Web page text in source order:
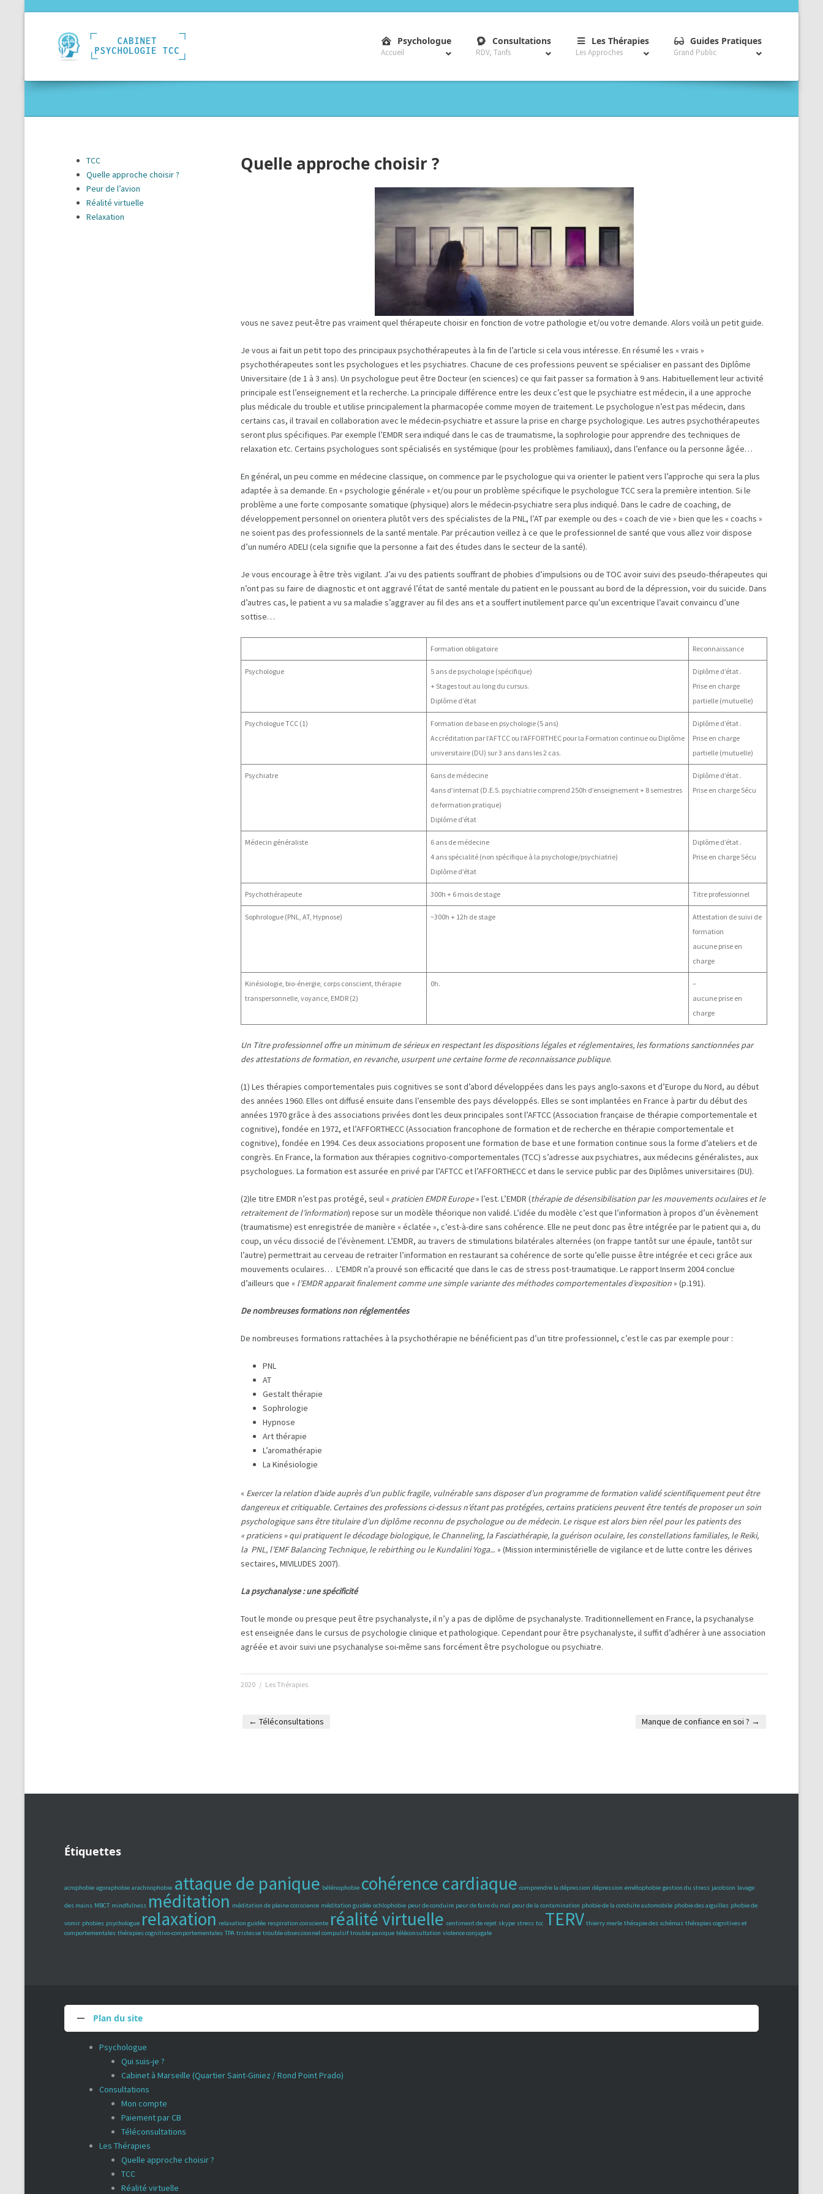
Psychologue–
Accueil
Consultations
RDV, Tarifs
Les Thérapies
Les Approches
Guides Pratiques
Grand Public
TCC
Quelle approche choisir ?
Peur de l’avion
Réalité virtuelle
Relaxation
Quelle approche choisir ?
vous ne savez peut-être pas vraiment quel thérapeute choisir en fonction de votre pathologie et/ou votre demande. Alors voilà un petit guide.
Je vous ai fait un petit topo des principaux psychothérapeutes à la fin de l’article si cela vous intéresse. En résumé les « vrais »
psychothérapeutes sont les psychologues et les psychiatres. Chacune de ces professions peuvent se spécialiser en passant des Diplôme
Universitaire (de 1 à 3 ans). Un psychologue peut être Docteur (en sciences) ce qui fait passer sa formation à 9 ans. Habituellement leur activité
principale est l’enseignement et la recherche. La principale différence entre les deux c’est que le psychiatre est médecin, il a une approche
plus médicale du trouble et utilise principalement la pharmacopée comme moyen de traitement. Le psychologue n’est pas médecin, dans
certains cas, il travail en collaboration avec le médecin-psychiatre et assure la prise en charge psychologique. Les autres psychothérapeutes
seront plus spécifiques. Par exemple l’EMDR sera indiqué dans le cas de traumatisme, la sophrologie pour apprendre des techniques de
relaxation etc. Certains psychologues sont spécialisés en systémique (pour les problèmes familiaux), dans l’enfance ou la personne âgée…
En général, un peu comme en médecine classique, on commence par le psychologue qui va orienter le patient vers l’approche qui sera la plus
adaptée à sa demande. En « psychologie générale » et/ou pour un problème spécifique le psychologue TCC sera la première intention. Si le
problème a une forte composante somatique (physique) alors le médecin-psychiatre sera plus indiqué. Dans le cadre de coaching, de
développement personnel on orientera plutôt vers des spécialistes de la PNL, l’AT par exemple ou des « coach de vie » bien que les « coachs »
ne soient pas des professionnels de la santé mentale. Par précaution veillez à ce que le professionnel de santé que vous allez voir dispose
d’un numéro ADELI (cela signifie que la personne a fait des études dans le secteur de la santé).
Je vous encourage à être très vigilant. J’ai vu des patients souffrant de phobies d’impulsions ou de TOC avoir suivi des pseudo-thérapeutes qui
n’ont pas su faire de diagnostic et ont aggravé l’état de santé mentale du patient en le poussant au bord de la dépression, voir du suicide. Dans
d’autres cas, le patient a vu sa maladie s’aggraver au fil des ans et a souffert inutilement parce qu’un excentrique l’avait convaincu d’une
sottise…
Formation obligatoire Reconnaissance
Psychologue
5 ans de psychologie (spécifique)
+ Stages tout au long du cursus.
Diplôme d’état
Diplôme d’état .
Prise en charge
partielle (mutuelle)
Psychologue TCC (1)
Formation de base en psychologie (5 ans)
Accréditation par l’AFTCC ou l’AFFORTHEC pour la Formation continue ou Diplôme
universitaire (DU) sur 3 ans dans les 2 cas.
Diplôme d’état .
Prise en charge
partielle (mutuelle)
Psychiatre
6ans de médecine
4ans d’internat (D.E.S. psychiatrie comprend 250h d’enseignement + 8 semestres
de formation pratique)
Diplôme d’état
Diplôme d’état .
Prise en charge Sécu
Médecin généraliste
6 ans de médecine
4 ans spécialité (non spécifique à la psychologie/psychiatrie)
Diplôme d’état
Diplôme d’état .
Prise en charge Sécu
Psychothérapeute 300h + 6 mois de stage Titre professionnel
Sophrologue (PNL, AT, Hypnose) ~300h + 12h de stage
Attestation de suivi de
formation
aucune prise en
charge
Kinésiologie, bio-énergie, corps conscient, thérapie
transpersonnelle, voyance, EMDR (2)
0h.
–
aucune prise en
charge
Un Titre professionnel offre un minimum de sérieux en respectant les dispositions légales et réglementaires, les formations sanctionnées par
des attestations de formation, en revanche, usurpent une certaine forme de reconnaissance publique.
(1) Les thérapies comportementales puis cognitives se sont d’abord développées dans les pays anglo-saxons et d’Europe du Nord, au début
des années 1960. Elles ont diffusé ensuite dans l’ensemble des pays développés. Elles se sont implantées en France à partir du début des
années 1970 grâce à des associations privées dont les deux principales sont l’AFTCC (Association française de thérapie comportementale et
cognitive), fondée en 1972, et l’AFFORTHECC (Association francophone de formation et de recherche en thérapie comportementale et
cognitive), fondée en 1994. Ces deux associations proposent une formation de base et une formation continue sous la forme d’ateliers et de
congrès. En France, la formation aux thérapies cognitivo-comportementales (TCC) s’adresse aux psychiatres, aux médecins généralistes, aux
psychologues. La formation est assurée en privé par l’AFTCC et l’AFFORTHECC et dans le service public par des Diplômes universitaires (DU).
(2)le titre EMDR n’est pas protégé, seul « praticien EMDR Europe» l’est. L’EMDR (thérapie de désensibilisation par les mouvements oculaires et le
retraitement de l’information) repose sur un modèle théorique non validé. L’idée du modèle c’est que l’information à propos d’un évènement
(traumatisme) est enregistrée de manière « éclatée », c’est-à-dire sans cohérence. Elle ne peut donc pas être intégrée par le patient qui a, du
coup, un vécu dissocié de l’évènement. L’EMDR, au travers de stimulations bilatérales alternées (on frappe tantôt sur une épaule, tantôt sur
l’autre) permettrait au cerveau de retraiter l’information en restaurant sa cohérence de sorte qu’elle puisse être intégrée et ceci grâce aux
mouvements oculaires… L’EMDR n’a prouvé son efficacité que dans le cas de stress post-traumatique. Le rapport Inserm 2004 conclue
d’ailleurs que « l’EMDR apparait finalement comme une simple variante des méthodes comportementales d’exposition» (p.191).
De nombreuses formations non réglementées
De nombreuses formations rattachées à la psychothérapie ne bénéficient pas d’un titre professionnel, c’est le cas par exemple pour :
PNL
AT
Gestalt thérapie
Sophrologie
Hypnose
Art thérapie
L’aromathérapie
La Kinésiologie
« Exercer la relation d’aide auprès d’un public fragile, vulnérable sans disposer d’un programme de formation validé scientifiquement peut être
dangereux et critiquable. Certaines des professions ci-dessus n’étant pas protégées, certains praticiens peuvent être tentés de proposer un soin
psychologique sans être titulaire d’un diplôme reconnu de psychologue ou de médecin. Le risque est alors bien réel pour les patients des
« praticiens » qui pratiquent le décodage biologique, le Channeling, la Fasciathérapie, la guérison oculaire, les constellations familiales, le Reiki,
la PNL, l’EMF Balancing Technique, le rebirthing ou le Kundalini Yoga... » (Mission interministérielle de vigilance et de lutte contre les dérives
sectaires, MIVILUDES 2007).
La psychanalyse : une spécificité
Tout le monde ou presque peut être psychanalyste, il n’y a pas de diplôme de psychanalyste. Traditionnellement en France, la psychanalyse
est enseignée dans le cursus de psychologie clinique et pathologique. Cependant pour être psychanalyste, il suffit d’adhérer à une association
agréée et avoir suivi une psychanalyse soi-même sans forcément être psychologue ou psychiatre.
2020 / Les Thérapies
← Téléconsultations Manque de confiance en soi ? →
Étiquettes
acrophobie agoraphobie arachnophobie attaque de panique bélénophobie cohérence cardiaque comprendre la dépression dépression emétophobie gestion du stress jacobson lavage
des mains MBCT mindfulness méditation méditation de pleine conscience méditation guidée ochlophobie peur de conduire peur de faire du mal peur de la contamination phobie de la conduite automobile phobie des aiguilles phobie de
vomir phobies psychologue relaxation relaxation guidée respiration consciente réalité virtuelle sentiment de rejet skype stress tcc TERV thierry merle thérapie des schémas thérapies cognitives et
comportementales thérapies cognitivo-comportementales TPA tristesse trouble obsessionnel compulsif trouble panique téléconsultation violence conjugale
Plan du site
Psychologue
Qui suis-je ?
Cabinet à Marseille (Quartier Saint-Giniez / Rond Point Prado)
Consultations
Mon compte
Paiement par CB
Téléconsultations
Les Thérapies
Quelle approche choisir ?
TCC
Réalité virtuelle